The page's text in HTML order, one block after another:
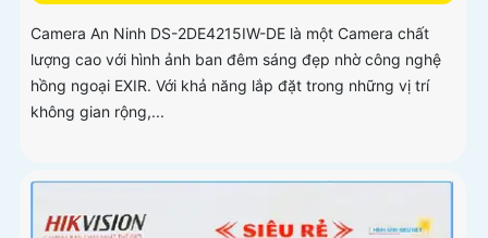
Camera An Ninh DS-2DE4215IW-DE là một Camera chất
lượng cao với hình ảnh ban đêm sáng đẹp nhờ công nghệ
hồng ngoại EXIR. Với khả năng lắp đặt trong những vị trí
không gian rộng,...